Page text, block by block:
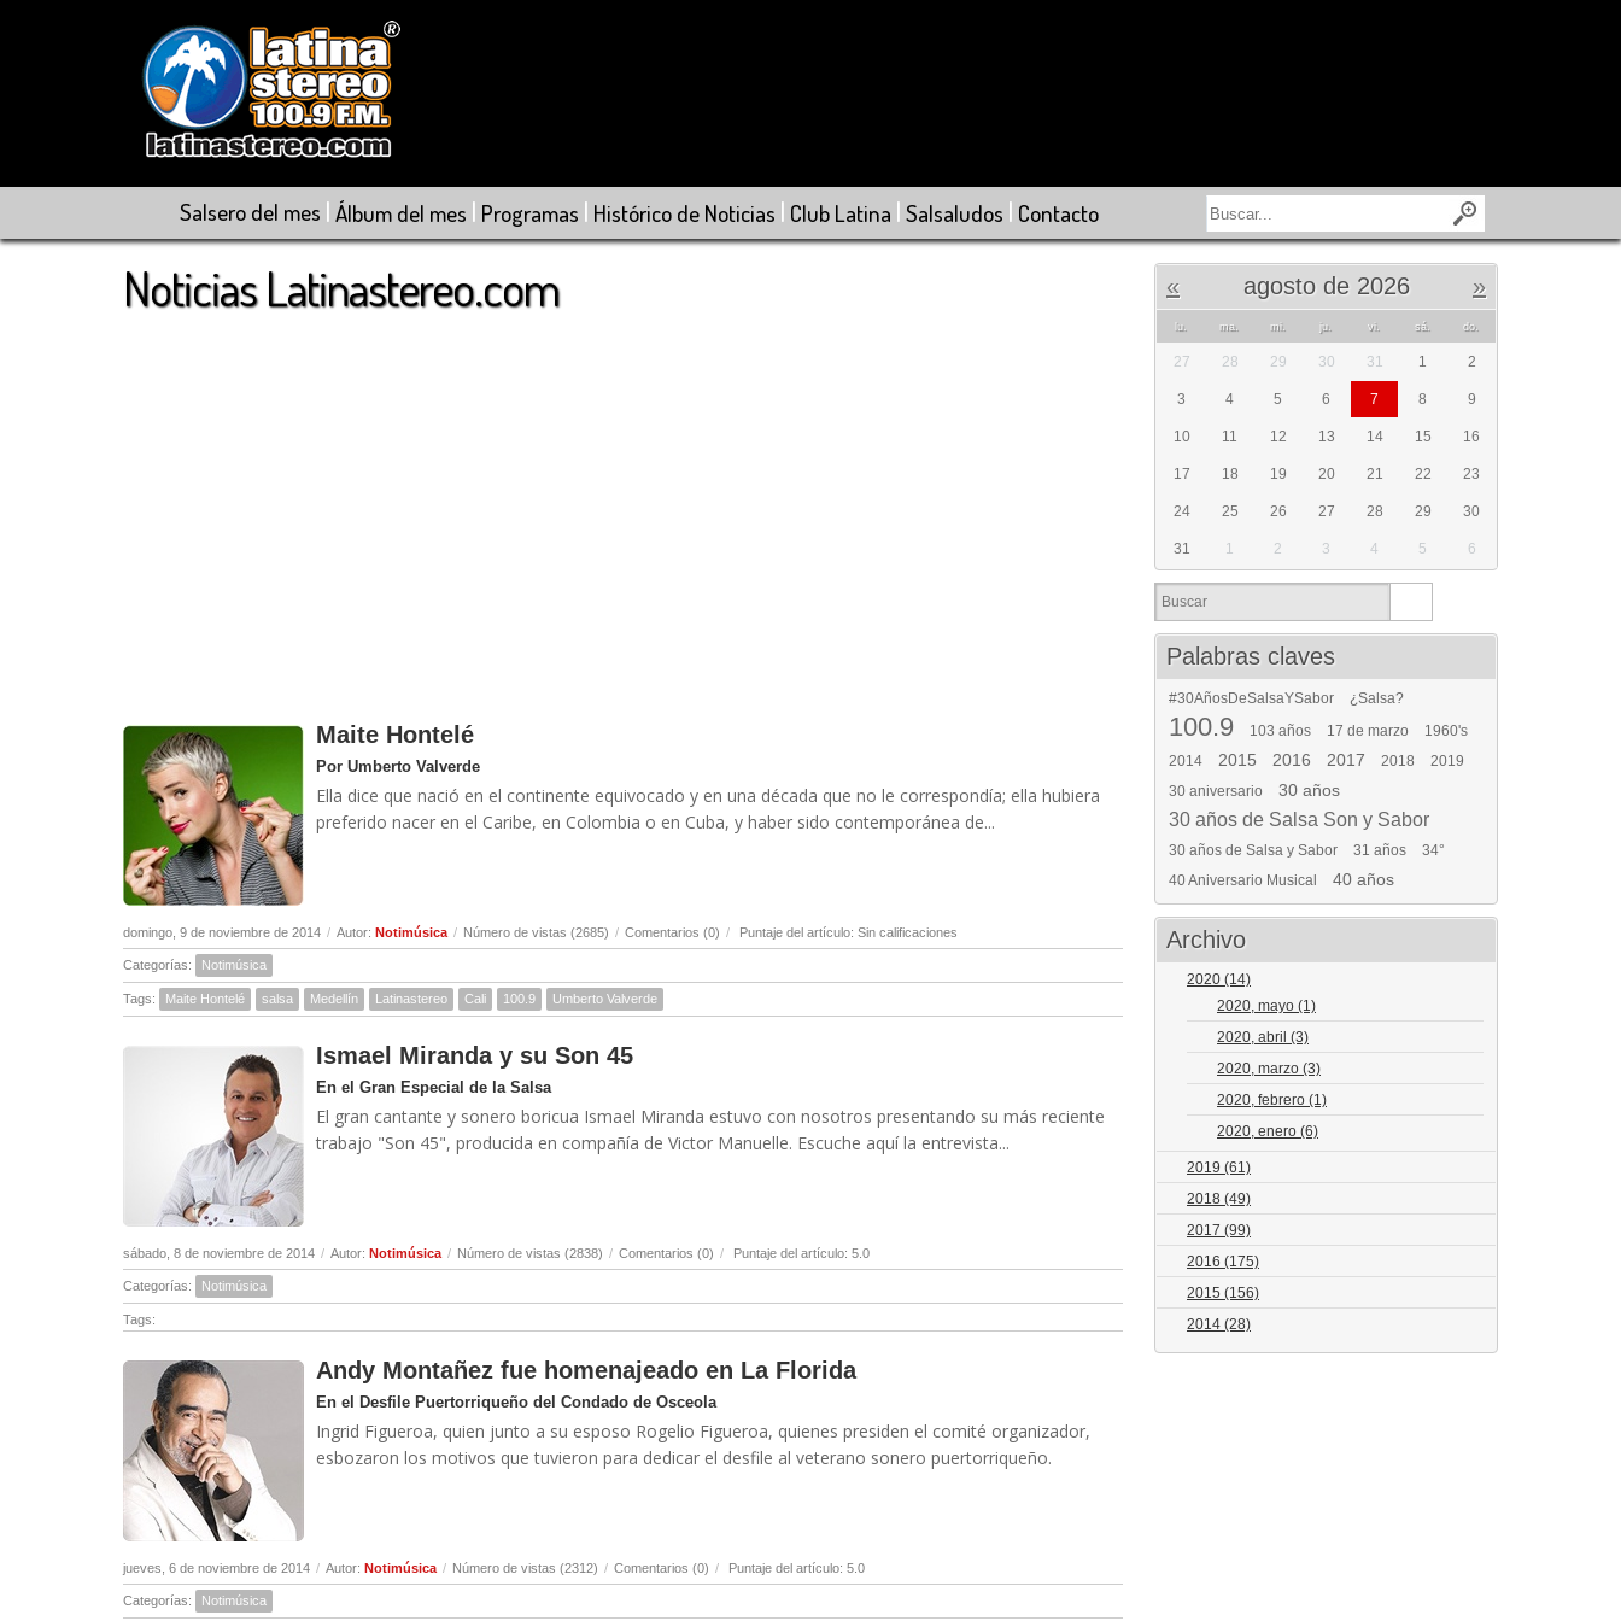
Salsero del mes | Álbum del mes | Programas | Histórico de Noticias | Club Latina | Salsaludos | Contacto
Noticias Latinastereo.com
Maite Hontelé
Por Umberto Valverde
Ella dice que nació en el continente equivocado y en una década que no le correspondía; ella hubiera
preferido nacer en el Caribe, en Colombia o en Cuba, y haber sido contemporánea de...
domingo, 9 de noviembre de 2014 / Autor: Notimúsica / Número de vistas (2685) / Comentarios (0) / Puntaje del artículo: Sin calificaciones
Categorías: Notimúsica
Tags: Maite Hontelé salsa Medellín Latinastereo Cali 100.9 Umberto Valverde
Ismael Miranda y su Son 45
En el Gran Especial de la Salsa
El gran cantante y sonero boricua Ismael Miranda estuvo con nosotros presentando su más reciente
trabajo "Son 45", producida en compañía de Victor Manuelle. Escuche aquí la entrevista...
sábado, 8 de noviembre de 2014 / Autor: Notimúsica / Número de vistas (2838) / Comentarios (0) / Puntaje del artículo: 5.0
Categorías: Notimúsica
Tags:
Andy Montañez fue homenajeado en La Florida
En el Desfile Puertorriqueño del Condado de Osceola
Ingrid Figueroa, quien junto a su esposo Rogelio Figueroa, quienes presiden el comité organizador,
esbozaron los motivos que tuvieron para dedicar el desfile al veterano sonero puertorriqueño.
jueves, 6 de noviembre de 2014 / Autor: Notimúsica / Número de vistas (2312) / Comentarios (0) / Puntaje del artículo: 5.0
Categorías: Notimúsica
« agosto de 2026 »
lu. ma. mi. ju. vi. sá. do.
27 28 29 30 31 1 2
3 4 5 6 7 8 9
10 11 12 13 14 15 16
17 18 19 20 21 22 23
24 25 26 27 28 29 30
31 1 2 3 4 5 6
Palabras claves
#30AñosDeSalsaYSabor ¿Salsa?
100.9 103 años 17 de marzo
1960's
2014
2015 2016 2017 2018
2019
30 aniversario
30 años
30 años de Salsa Son y Sabor
30 años de Salsa y Sabor 31 años
34°
40 Aniversario Musical
40 años
Archivo
2020 (14)
2020, mayo (1)
2020, abril (3)
2020, marzo (3)
2020, febrero (1)
2020, enero (6)
2019 (61)
2018 (49)
2017 (99)
2016 (175)
2015 (156)
2014 (28)